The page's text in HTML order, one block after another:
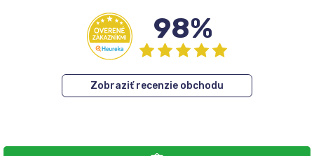
98%
Zobraziť recenzie obchodu